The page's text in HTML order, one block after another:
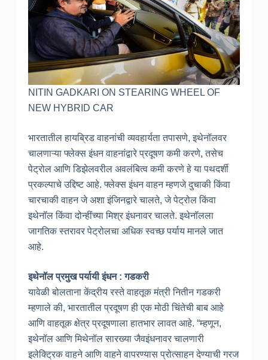
NITIN GADKARI ON STEARING WHEEL OF
NEW HYBRID CAR
भारतातील हायब्रिड वाहनांची व्यवहार्यता तपासणे, इथेनॉलवर
चालणाऱ्या फ्लेक्स इंधन वाहनांद्वारे प्रदूषण कमी करणे, तसेच
पेट्रोल आणि डिझेलवरील अवलंबित्व कमी करणे हे या पथदर्शी
प्रकल्पाचे उद्दिष्ट आहे. फ्लेक्स इंधन वाहन म्हणजे दुचाकी किंवा
चारचाकी वाहन जे अशा इंजिनद्वारे चालते, जे पेट्रोल किंवा
इथेनॉल किंवा दोन्हींच्या मिश्र इंधनावर चालते. इथेनॉलला
जागतिक स्तरावर पेट्रोलचा अधिक स्वच्छ पर्याय मानले जात
आहे.
इथेनॉल प्रमुख पर्यायी इंधन : गडकरी
यावेळी बोलताना केंद्रीय रस्ते वाहतूक मंत्री नितीन गडकरी
म्हणाले की, भारतातील प्रदूषण ही एक मोठी चिंतेची बाब आहे
आणि वाहतूक क्षेत्र प्रदूषणाला हातभार लावत आहे. “म्हणून,
इथेनॉल आणि मिथेनॉल सारख्या जैवइंधनावर चालणारी
इलेक्ट्रिक वाहने आणि वाहने वापरण्यास प्रोत्साहन देण्याची गरज